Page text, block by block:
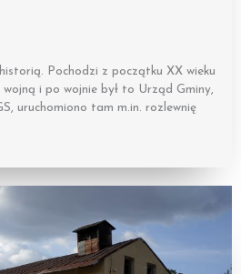
Pochodzi z początku XX wieku
wojną i po wojnie był to Urząd Gminy,
uruchomiono tam m.in. rozlewnię